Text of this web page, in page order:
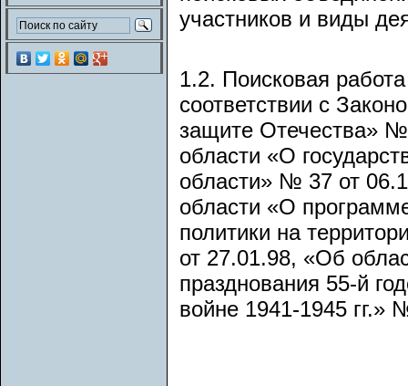
участников и виды
1.2. Поисковая
соответствии с
защите Отечества» №
области «О
области» № 37 от
области «О
политики на
от 27.01.98, «Об
празднования 55-й
войне 1941-1945 гг.»